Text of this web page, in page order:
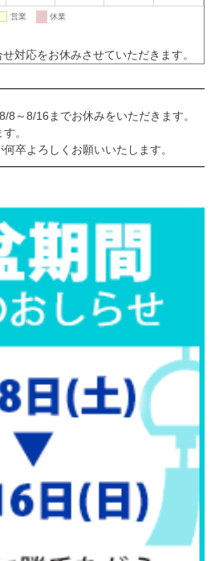
対応をお休みさせていただきます。
8～8/16までお休みをいただきます。
。
卒よろしくお願いいたします。